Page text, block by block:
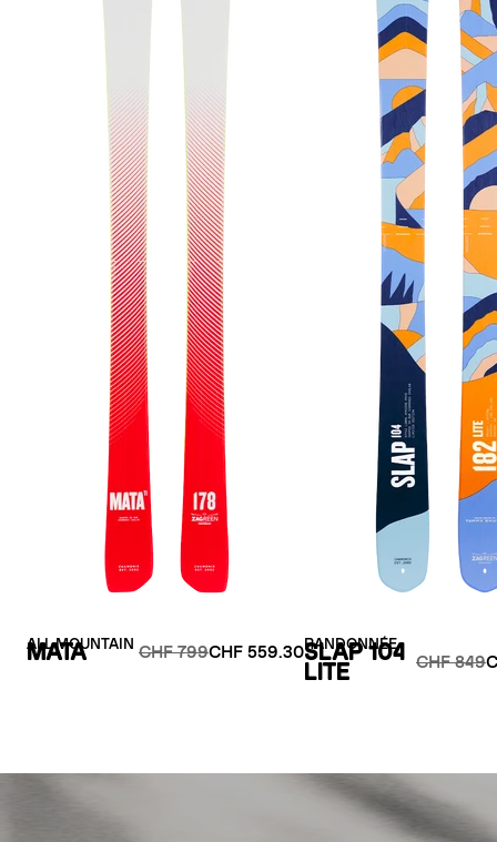
ALL MOUNTAIN
MATA CHF 799CHF 559.30RANDONNÉE
SLAP 104
LITE
CHF 849